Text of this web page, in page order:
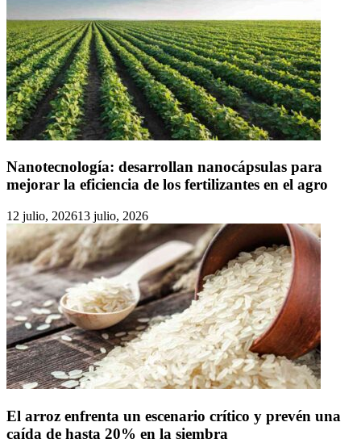
Nanotecnología: desarrollan nanocápsulas para
mejorar la eficiencia de los fertilizantes en el agro
12 julio, 202613 julio, 2026
El arroz enfrenta un escenario crítico y prevén una
caída de hasta 20% en la siembra